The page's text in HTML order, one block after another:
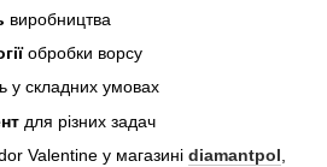
виробництва
обробки ворсу
у складних умовах
для різних задач
Valentine у магазині diamantpol